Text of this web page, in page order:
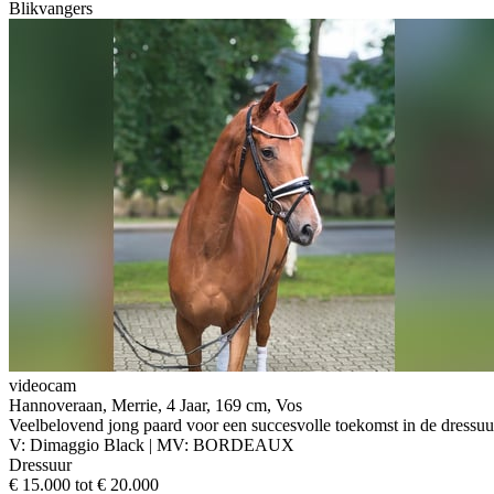
Blikvangers
videocam
Hannoveraan, Merrie, 4 Jaar, 169 cm, Vos
Veelbelovend jong paard voor een succesvolle toekomst in de
V: Dimaggio Black | MV: BORDEAUX
Dressuur
€ 15.000 tot € 20.000